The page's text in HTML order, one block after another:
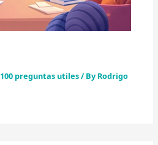
100 preguntas utiles/ By Rodrigo